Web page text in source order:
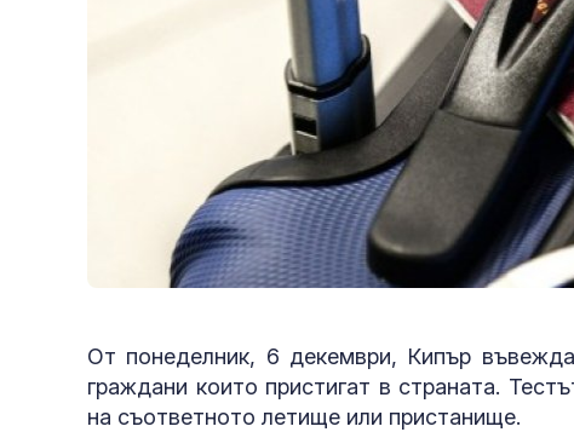
От понеделник, 6 декември, Кипър
граждани които пристигат в страната.
на съответното летище или пристанище.